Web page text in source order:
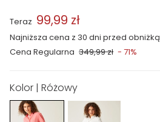
Cena Regularna 349,99 zł - 71%
Najniższa cena z 30 dni przed obniżką
Teraz 99,99 zł
Kolor | Różowy